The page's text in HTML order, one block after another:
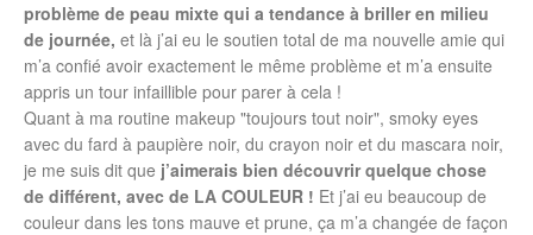
problème de peau mixte qui a tendance à briller en milieu
de journée, et là j’ai eu le soutien total de ma nouvelle amie qui
m’a confié avoir exactement le même problème et m’a ensuite
appris un tour infaillible pour parer à cela !
Quant à ma routine makeup "toujours tout noir", smoky eyes
avec du fard à paupière noir, du crayon noir et du mascara noir,
je me suis dit que j’aimerais bien découvrir quelque chose
de différent, avec de LA COULEUR ! Et j’ai eu beaucoup de
couleur dans les tons mauve et prune, ça m’a changée de façon